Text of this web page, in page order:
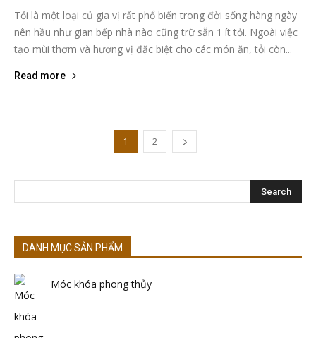
Tỏi là một loại củ gia vị rất phổ biến trong đời sống hàng ngày
nên hầu như gian bếp nhà nào cũng trữ sẵn 1 ít tỏi. Ngoài việc
tạo mùi thơm và hương vị đặc biệt cho các món ăn, tỏi còn...
Read more
1 2
DANH MỤC SẢN PHẨM
Móc khóa phong thủy